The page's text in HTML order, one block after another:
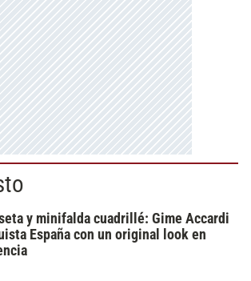
y minifalda cuadrillé: Gime Accardi
España con un original look en